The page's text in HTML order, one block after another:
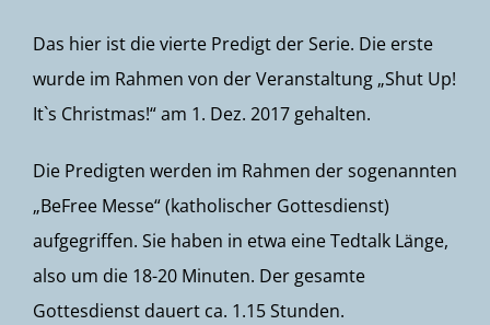
Das hier ist die vierte Predigt der Serie. Die erste
wurde im Rahmen von der Veranstaltung „Shut Up!
It`s Christmas!“ am 1. Dez. 2017 gehalten.
Die Predigten werden im Rahmen der sogenannten
„BeFree Messe“ (katholischer Gottesdienst)
aufgegriffen. Sie haben in etwa eine Tedtalk Länge,
also um die 18-20 Minuten. Der gesamte
Gottesdienst dauert ca. 1.15 Stunden.